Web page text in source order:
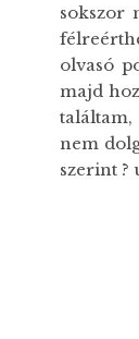
sokszor
olvasó
majd
találtam,
nem
szerint ?